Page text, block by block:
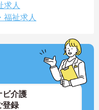
求人
福祉求人
ビ介護
登録